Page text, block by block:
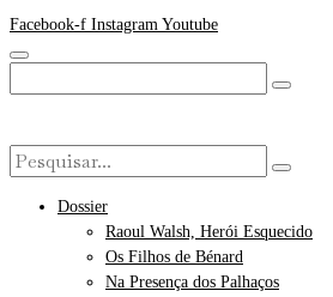
Facebook-f Instagram Youtube
Dossier
Raoul Walsh, Herói Esquecido
Os Filhos de Bénard
Na Presença dos Palhaços